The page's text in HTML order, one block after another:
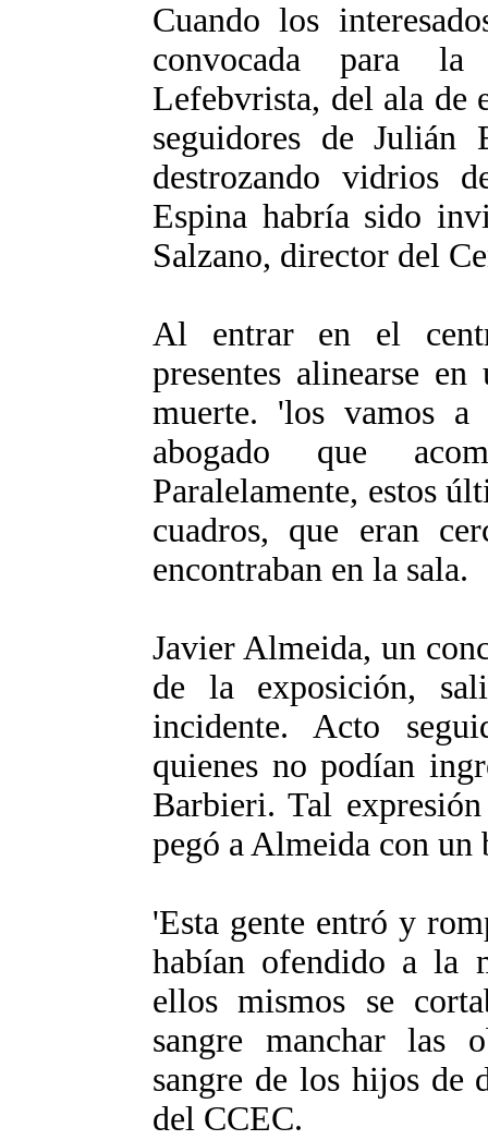
Cuando los
convocada para la
Lefebvrista, del ala de
seguidores de
destrozando vidrios
Espina habría sido
Salzano, director del
Al entrar en el
presentes alinearse
muerte. 'los vamos
abogado que
Paralelamente, estos
cuadros, que eran
encontraban en la sala.
Javier Almeida, un
de la exposición,
incidente. Acto
quienes no podían
Barbieri. Tal
pegó a Almeida con un
'Esta gente entró y
habían ofendido a la
ellos mismos se
sangre manchar las
sangre de los hijos de
del CCEC.